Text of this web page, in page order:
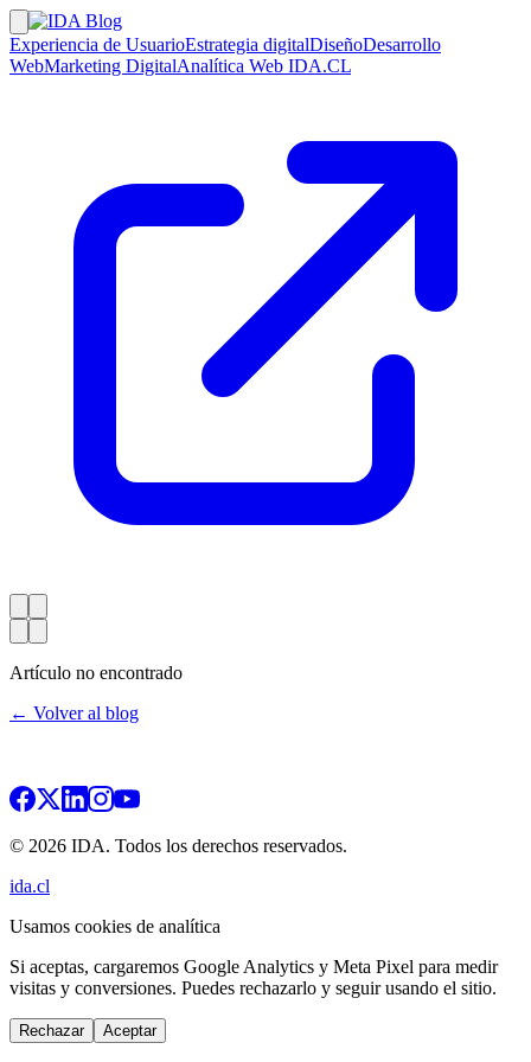
Experiencia de UsuarioEstrategia digitalDiseñoDesarrollo
WebMarketing DigitalAnalítica Web IDA.CL
Artículo no encontrado
← Volver al blog
© 2026 IDA. Todos los derechos reservados.
ida.cl
Usamos cookies de analítica
Si aceptas, cargaremos Google Analytics y Meta Pixel para medir
visitas y conversiones. Puedes rechazarlo y seguir usando el sitio.
Rechazar Aceptar